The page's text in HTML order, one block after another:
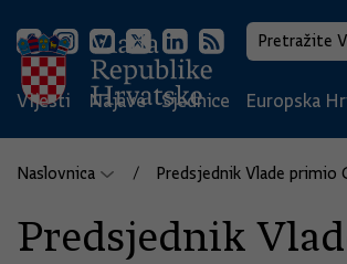
Vijesti Najave Sjednice Europska
Naslovnica Predsjednik Vlade primio
Predsjednik